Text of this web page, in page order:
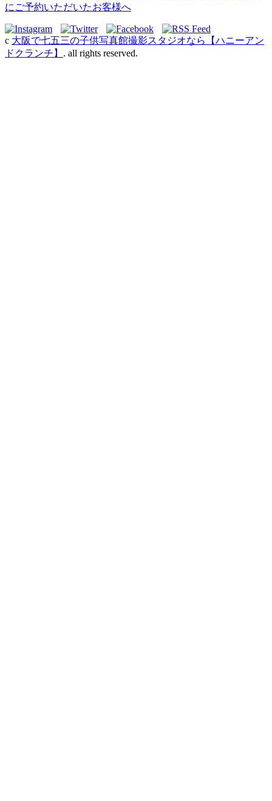
にご予約いただいたお客様へ
c 大阪で七五三の子供写真館撮影スタジオなら【ハニーアン
ドクランチ】 . all rights reserved.